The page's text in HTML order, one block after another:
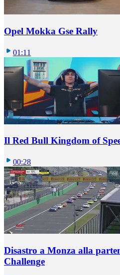
Opel Mokka Gse Rally
01:11
Il Red Bull Kingdom of
00:28
Disastro a Monza alla
Challenge